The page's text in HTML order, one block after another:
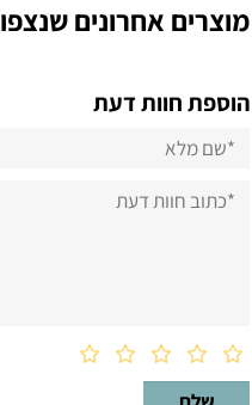
מוצרים אחרונים שנצפו
הוספת חוות דעת